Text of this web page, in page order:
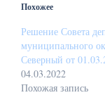
Похожее
Решение Совета
муниципального
Северный от
04.03.2022
Похожая запись